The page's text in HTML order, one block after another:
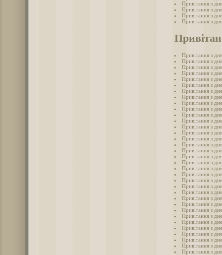
Привітання з
Привітання з
Привітання з
Привітання з
Привітання з
Привітання з
Привітання з
Привітання з
Привітання з
Привітання з
Привітання з
Привітання з
Привітання з
Привітання з
Привітання з
Привітання з
Привітання з
Привітання з
Привітання з
Привітання з
Привітання з
Привітання з
Привітання з
Привітання з
Привітання з
Привітання з
Привітання з
Привітання з
Привітання з
Привітання з
Привітання з
Привітання з
Привітання з
Привітання з
Привітання з
Привітання з
Привітання з
Привітання з